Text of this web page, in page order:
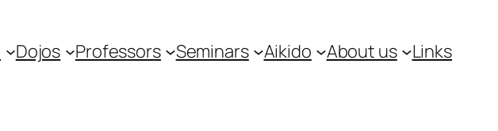
Dojos Professors Seminars Aikido About us Links